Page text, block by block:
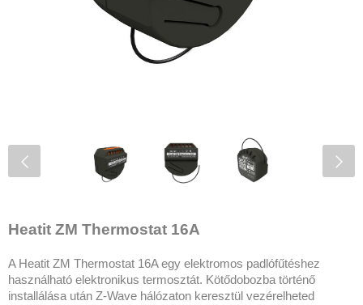
Heatit ZM Thermostat 16A
A Heatit ZM Thermostat 16A egy elektromos padlófűtéshez
használható elektronikus termosztát. Kötődobozba történő
installálása után Z-Wave hálózaton keresztül vezérelheted